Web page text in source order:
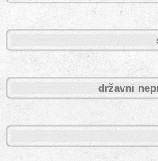
državni